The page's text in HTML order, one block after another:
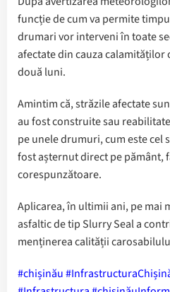
funcție de cum va permite
drumari vor interveni în toate
afectate din cauza calamităților
două luni.
Amintim că, străzile afectate
au fost construite sau
pe unele drumuri, cum este cel
fost așternut direct pe pământ,
corespunzătoare.
Aplicarea, în ultimii ani, pe mai
asfaltic de tip Slurry Seal a
menținerea calității
#chișinău